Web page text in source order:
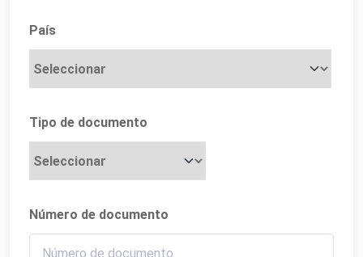
País
Tipo de documento
Número de documento